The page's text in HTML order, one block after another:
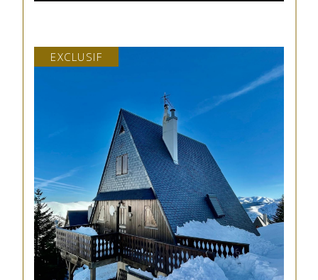
EXCLUSIF